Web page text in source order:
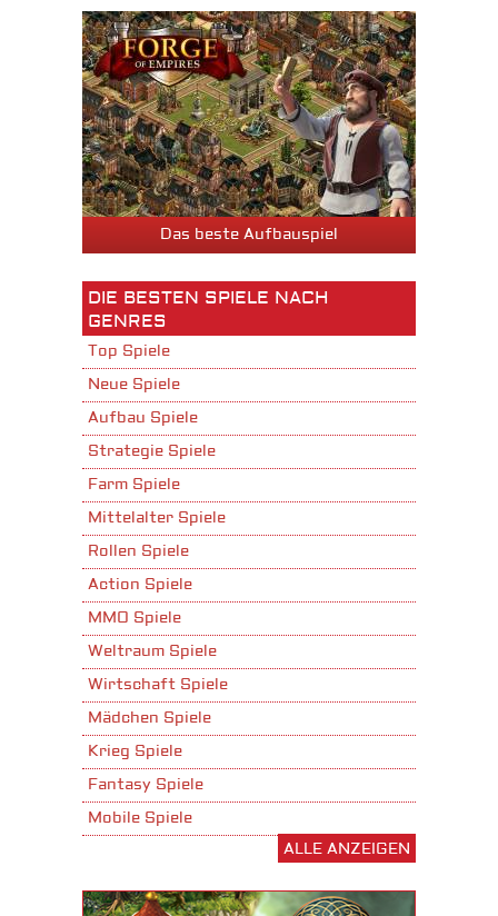
Das beste Aufbauspiel
DIE BESTEN SPIELE NACH
GENRES
Top Spiele
Neue Spiele
Aufbau Spiele
Strategie Spiele
Farm Spiele
Mittelalter Spiele
Rollen Spiele
Action Spiele
MMO Spiele
Weltraum Spiele
Wirtschaft Spiele
Mädchen Spiele
Krieg Spiele
Fantasy Spiele
Mobile Spiele
ALLE ANZEIGEN